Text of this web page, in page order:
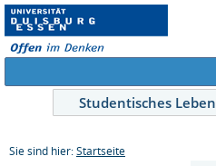
Studentisches Leben
Sie sind hier: Startseite